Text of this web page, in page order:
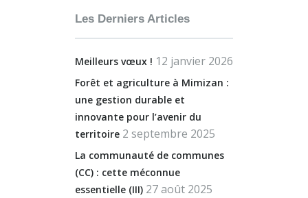
Les Derniers Articles
Meilleurs vœux ! 12 janvier 2026
Forêt et agriculture à Mimizan :
une gestion durable et
innovante pour l’avenir du
territoire 2 septembre 2025
La communauté de communes
(CC) : cette méconnue
essentielle (III) 27 août 2025